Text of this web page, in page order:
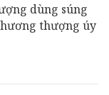
dùng súng
thượng úy